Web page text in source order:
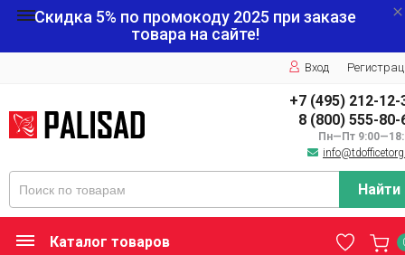
Скидка 5% по промокоду 2025 при заказе
товара на сайте!
Вход
+7 (495) 212-12-
8 (800) 555-80-
Пн—Пт
Найти
Каталог товаров